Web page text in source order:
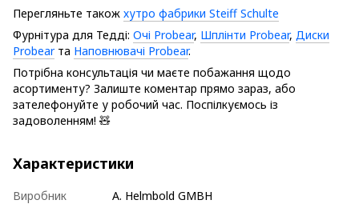
Перегляньте також хутро фабрики Steiff Schulte
Фурнітура для Тедді: Очі Probear, Шплінти Probear, Диски
Probearта Наповнювачі Probear.
Потрібна консультація чи маєте побажання щодо
асортименту? Залиште коментар прямо зараз, або
зателефонуйте у робочий час. Поспілкуємось із
задоволенням! 🧸
Характеристики
Виробник
A. Helmbold GMBH